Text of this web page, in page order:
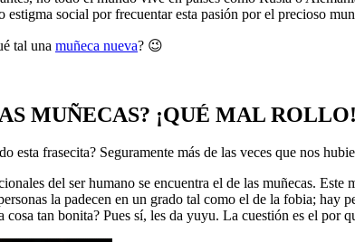
estigma social por frecuentar esta pasión por el precioso
tal una muñeca nueva? 😉
MUÑECAS? ¡QUÉ MAL ROLLO!
esta frasecita? Seguramente más de las veces que nos
del ser humano se encuentra el de las muñecas. Este
la padecen en un grado tal como el de la fobia;
cosa tan bonita? Pues sí, les da yuyu. La cuestión es el por